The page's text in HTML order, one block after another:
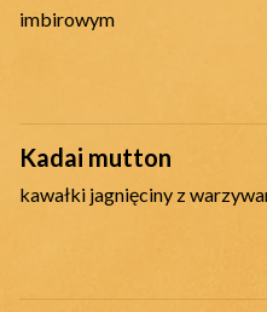
imbirowym
Kadai mutton
kawałki jagnięciny z